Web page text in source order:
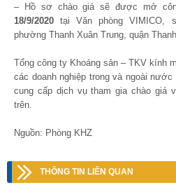
– Hồ sơ chào giá sẽ được mở
18/9/2020 tại Văn phòng VIMICO,
phường Thanh Xuân Trung, quận
Tổng công ty Khoáng sản – TKV kính
các doanh nghiệp trong và ngoài
cung cấp dịch vụ tham gia chào giá
trên.
Nguồn: Phòng KHZ
THÔNG TIN LIÊN QUAN